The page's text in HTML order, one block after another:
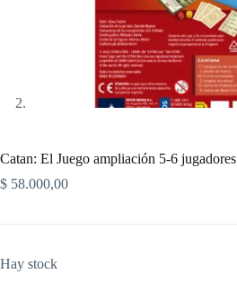
Catan: El Juego ampliación 5-6 jugadores
$ 58.000,00
Hay stock